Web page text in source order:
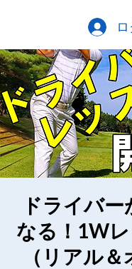
ドライバ
なる！1W
（リアル